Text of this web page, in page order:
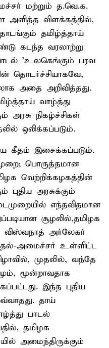
மற்றும் த.வெ.க.
அளித்த விளக்கத்தில்,
தமிழ்த்தாய்
கடந்த வரலாற்று
'உலகெங்கும் பரவ
தொடர்ச்சியாகவே,
அதை அறிவித்தது.
வாழ்த்து
அரசு நிகழ்ச்சிகள்
ஒலிக்கப்படும்.
கீதம் இசைக்கப்படும்.
பொருத்தமான
வெற்றிக்கழகத்தின்
அரசுக்கும்
எந்தவிதமான
சூழலில்,தமிழக
விஸ்வநாத் அர்லேகர்
அமைச்சர் உள்ளிட்ட
முதலில், வந்தே
மூன்றாவதாக
இந்த புதிய
தாய்
பாடல்
தமிழக
அமைந்திருக்கும்